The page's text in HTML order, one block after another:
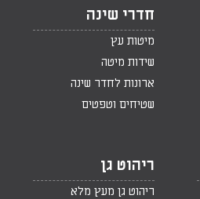
חדרי שינה
מיטות עץ
שידות מיטה
ארונות לחדר שינה
שטיחים וטפטים
ריהוט גן
ריהוט גן מעץ מלא